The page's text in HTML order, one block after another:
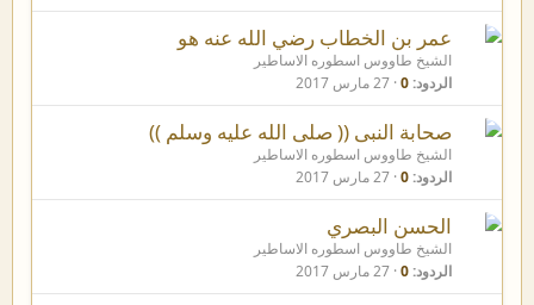
عمر بن الخطاب رضي الله عنه هو
الشيخ طاووس اسطوره الاساطير
الردود 0 27 مارس 2017
صحابة النبى (( صلى الله عليه وسلم ))
الشيخ طاووس اسطوره الاساطير
الردود 0 27 مارس 2017
الحسن البصري
الشيخ طاووس اسطوره الاساطير
الردود 0 27 مارس 2017